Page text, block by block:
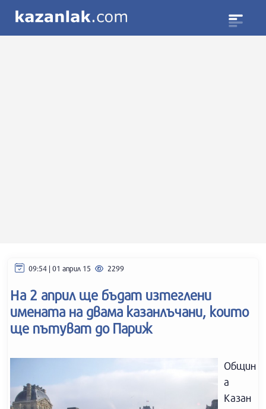
09:54 | 01 април 15 2299
На 2 април ще бъдат изтеглени
имената на двама казанлъчани, които
ще пътуват до Париж
Общин
а
Казан